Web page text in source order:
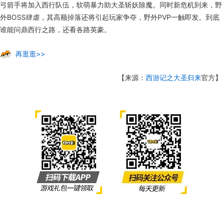
弓箭手将加入西行队伍，软萌暴力助大圣斩妖除魔。同时新危机到来，野
外BOSS肆虐，其高额掉落还将引起玩家争夺，野外PVP一触即发。到底
谁能问鼎西行之路，还看各路英豪。
再逛逛>>
【来源： 西游记之大圣归来官方】